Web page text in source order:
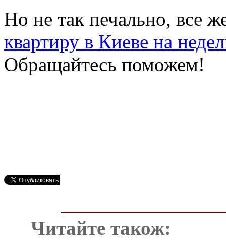
Но не так печально, все
квартиру в Киеве на
Обращайтесь поможем!
Читайте також: